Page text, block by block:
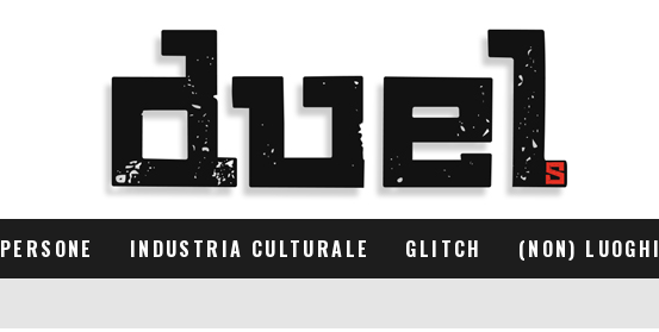
PERSONE INDUSTRIA CULTURALE GLITCH (NON) LUOGHI